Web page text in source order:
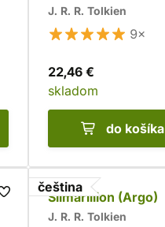
J. R. R. Tolkien
9×
22,46 €
skladom
do košíka
čeština
Silmarillion (Argo)
J. R. R. Tolkien